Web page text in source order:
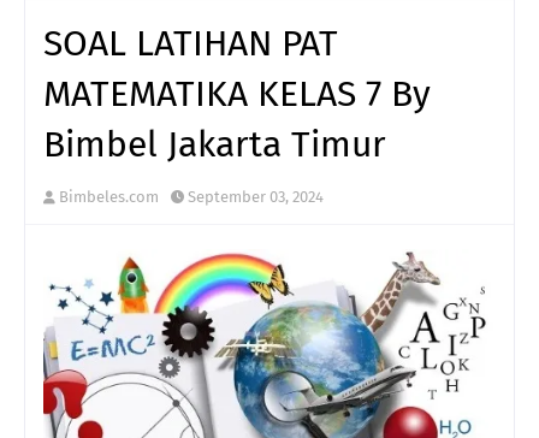
SOAL LATIHAN PAT
MATEMATIKA KELAS 7 By
Bimbel Jakarta Timur
Bimbeles.com September 03, 2024